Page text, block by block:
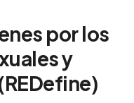
por los
y